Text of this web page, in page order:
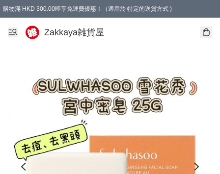
購物滿 HKD 300.00即享免運費優惠！（適用於 特定的送貨方式 )
Zakkaya雑貨屋